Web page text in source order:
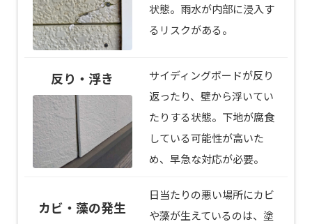
状態。雨水が内部に浸入す
るリスクがある。
反り・浮き
サイディングボードが反り
返ったり、壁から浮いてい
たりする状態。下地が腐食
している可能性が高いた
め、早急な対応が必要。
カビ・藻の発生
日当たりの悪い場所にカビ
や藻が生えているのは、塗